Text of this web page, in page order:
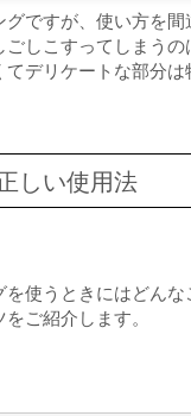
ですが、使い方を
しこすってしまうの
デリケートな部分
しい使用法
使うときにはどんな
ご紹介します。